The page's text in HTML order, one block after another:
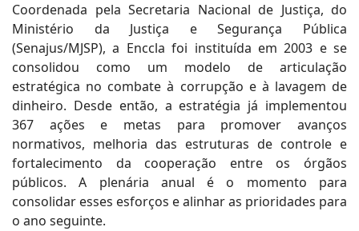
Coordenada pela Secretaria Nacional de Justiça, do
Ministério da Justiça e Segurança Pública
(Senajus/MJSP), a Enccla foi instituída em 2003 e se
consolidou como um modelo de articulação
estratégica no combate à corrupção e à lavagem de
dinheiro. Desde então, a estratégia já implementou
367 ações e metas para promover avanços
normativos, melhoria das estruturas de controle e
fortalecimento da cooperação entre os órgãos
públicos. A plenária anual é o momento para
consolidar esses esforços e alinhar as prioridades para
o ano seguinte.